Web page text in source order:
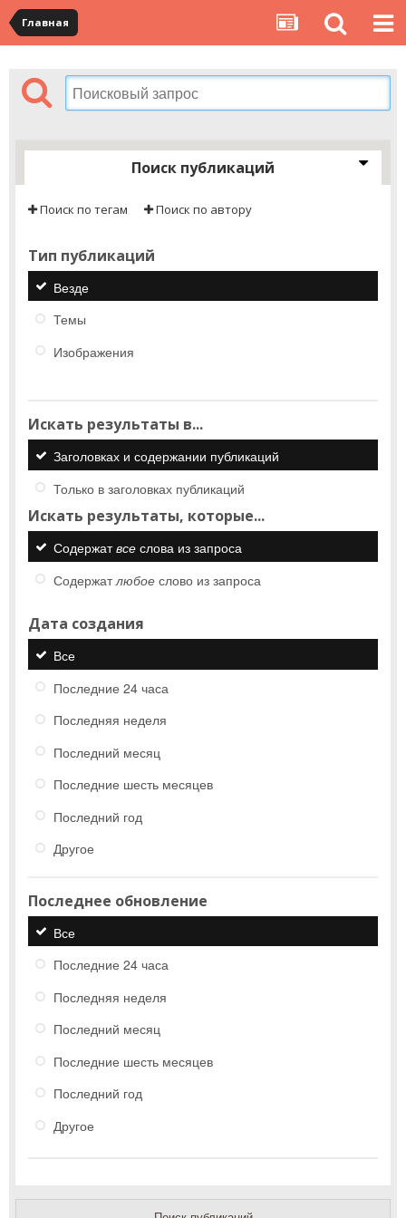
Главная
Поиск публикаций
Поиск по тегам Поиск по автору
Тип публикаций
Везде
Темы
Изображения
Искать результаты в...
Заголовках и содержании публикаций
Только в заголовках публикаций
Искать результаты, которые...
Содержатвсе слова из запроса
Содержатлюбое слово из запроса
Дата создания
Все
Последние 24 часа
Последняя неделя
Последний месяц
Последние шесть месяцев
Последний год
Другое
Последнее обновление
Все
Последние 24 часа
Последняя неделя
Последний месяц
Последние шесть месяцев
Последний год
Другое